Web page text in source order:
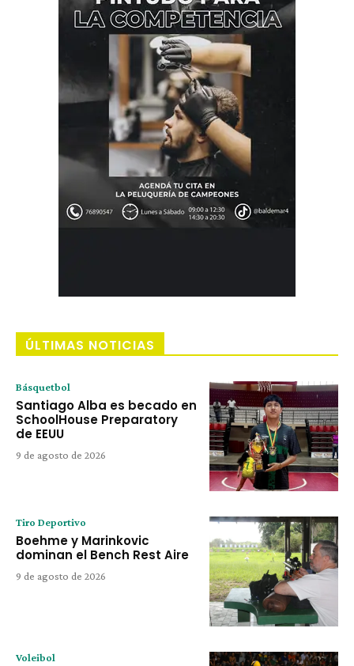
ÚLTIMAS NOTICIAS
Básquetbol
Santiago Alba es becado en
SchoolHouse Preparatory
de EEUU
9 de agosto de 2026
Tiro Deportivo
Boehme y Marinkovic
dominan el Bench Rest Aire
9 de agosto de 2026
Voleibol